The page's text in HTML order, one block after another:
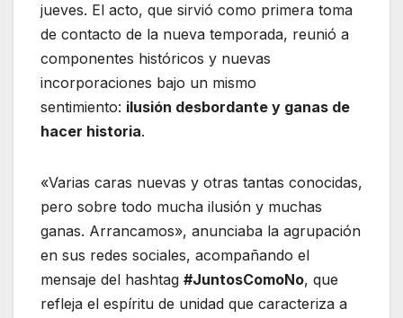
jueves. El acto, que sirvió como primera toma
de contacto de la nueva temporada, reunió a
componentes históricos y nuevas
incorporaciones bajo un mismo
sentimiento: ilusión desbordante y ganas de
hacer historia.
«Varias caras nuevas y otras tantas conocidas,
pero sobre todo mucha ilusión y muchas
ganas. Arrancamos», anunciaba la agrupación
en sus redes sociales, acompañando el
mensaje del hashtag #JuntosComoNo, que
refleja el espíritu de unidad que caracteriza a